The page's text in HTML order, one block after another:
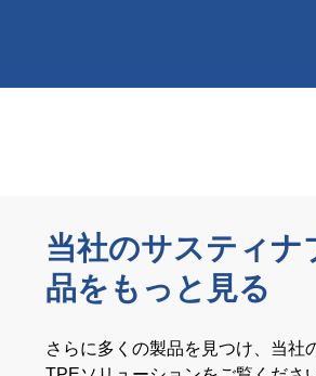
当社のサスティナ
品をもっと見る
さらに多くの製品を見つけ、当社